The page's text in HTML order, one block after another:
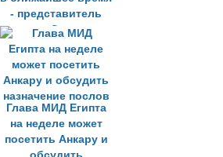
- представитель
партии Эрдогана
Глава МИД Египта
на неделе может
посетить Анкару и